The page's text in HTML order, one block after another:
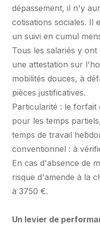
dépassement, il n'y
cotisations sociales. Il
un suivi en cumul
Tous les salariés y
une attestation sur
mobilités douces, à
pièces justificatives.
Particularité : le forfait
pour les temps
temps de travail
conventionnel : à
En cas d'absence de
risque d'amende à la
à 3750 €.
Un levier de